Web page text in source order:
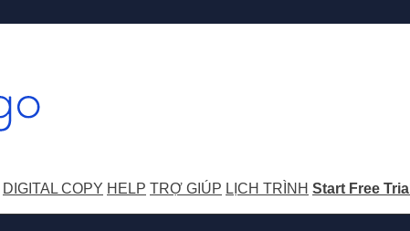
DIGITAL COPY HELP TRỢ GIÚP LỊCH TRÌNH Start Free Trial